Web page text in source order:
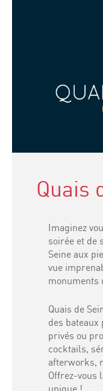
Quais
Imaginez
soirée et de
Seine aux
vue
monuments
Quais de
des bateaux
privés ou
cocktails,
afterworks,
Offrez-vous